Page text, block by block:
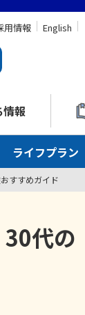
用情報 English
情報
ライフプラン
すすめガイド
代の